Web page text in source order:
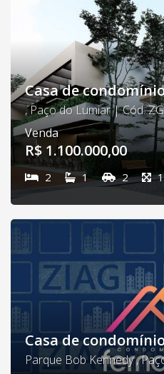
Casa de
, Paço do Lumiar | Cód.
Venda
R$ 1.100.000,00
2 1 2
Casa de